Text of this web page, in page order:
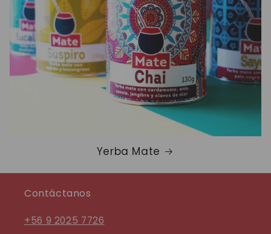
Yerba Mate
Contáctanos
+56 9 2025 7726